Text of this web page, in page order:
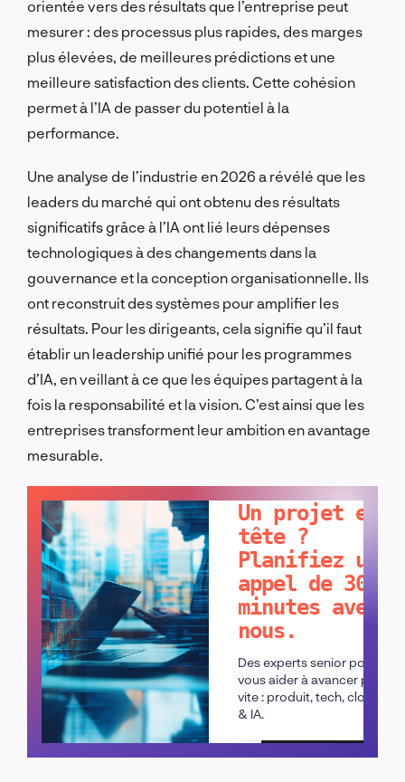
orientée vers des résultats que l’entreprise peut
mesurer : des processus plus rapides, des marges
plus élevées, de meilleures prédictions et une
meilleure satisfaction des clients. Cette cohésion
permet à l’IA de passer du potentiel à la
performance.
Une analyse de l’industrie en 2026 a révélé que les
leaders du marché qui ont obtenu des résultats
significatifs grâce à l’IA ont lié leurs dépenses
technologiques à des changements dans la
gouvernance et la conception organisationnelle. Ils
ont reconstruit des systèmes pour amplifier les
résultats. Pour les dirigeants, cela signifie qu’il faut
établir un leadership unifié pour les programmes
d’IA, en veillant à ce que les équipes partagent à la
fois la responsabilité et la vision. C’est ainsi que les
entreprises transforment leur ambition en avantage
mesurable.
Un projet en
tête ?
Planifiez un
appel de 30
minutes avec
nous.
Des experts senior pour
vous aider à avancer plus
vite : produit, tech, cloud
& IA.
Planifier un appel